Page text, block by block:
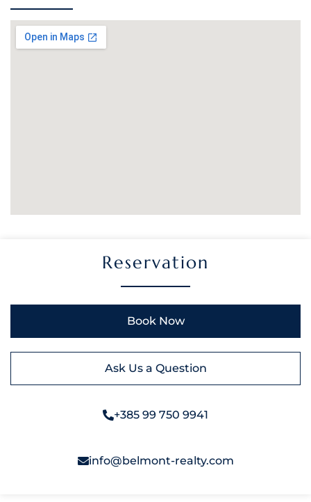
Reservation
Book Now
Ask Us a Question
+385 99 750 9941
info@belmont-realty.com